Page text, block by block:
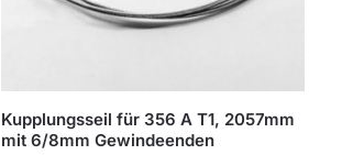
Kupplungsseil für 356 A T1, 2057mm
mit 6/8mm Gewindeenden